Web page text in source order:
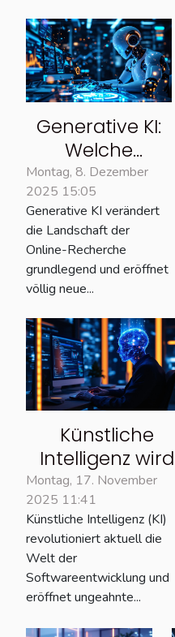
Generative KI:
Welche
konkreten
Auswirkungen
hat sie auf die
Online-
Recherche?
Montag, 8. Dezember
2025 15:05
Generative KI verändert
die Landschaft der
Online-Recherche
grundlegend und eröffnet
völlig neue...
Künstliche
Intelligenz wird
zum Copiloten
der
Programmierung:
Wie sich die
Entwicklung in
eine neue Ära
bewegt
Montag, 17. November
2025 11:41
Künstliche Intelligenz (KI)
revolutioniert aktuell die
Welt der
Softwareentwicklung und
eröffnet ungeahnte...